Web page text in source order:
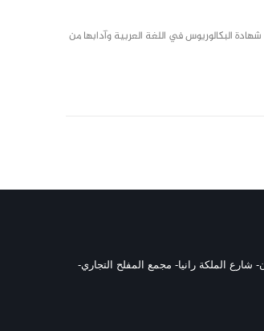
العامة في مدرسة بيت راس الثانوية/ إربد سنة 2006، وحصلت على شهادة البكالوريوس في اللغة العربية وآدابها من
شارع الملكة رانيا- مجمع المفلح التجاري-